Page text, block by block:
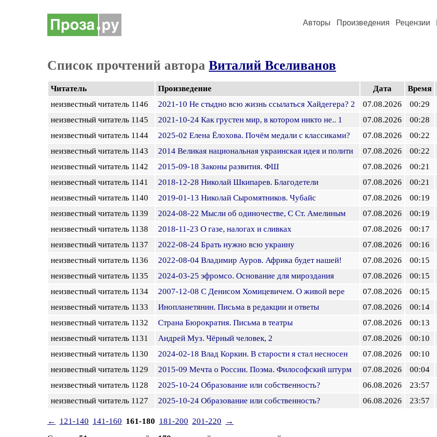
Авторы Произведения Рецензии
Список прочтений автора Виталий Вселиванов
Читатель Произведение Дата
Время
неизвестный читатель 1146
2021-10 Не стыдно всю жизнь ссылаться Хайдегера? 2 07.08.2026
00:29
неизвестный читатель 1145
2021-10-24 Как грустен мир, в котором никто не.. 1 07.08.2026
00:28
неизвестный читатель 1144
2025-02 Елена Ёлохова. Почём медали с классиками? 07.08.2026
00:22
неизвестный читатель 1143
2014 Великая национальная украинская идея и полити 07.08.2026
00:22
неизвестный читатель 1142
2015-09-18 Законы развития. ФШ 07.08.2026
00:21
неизвестный читатель 1141
2018-12-28 Николай Шкипарев. Благодетели 07.08.2026
00:21
неизвестный читатель 1140
2019-01-13 Николай Сыромятников. Чубайс 07.08.2026
00:19
неизвестный читатель 1139
2024-08-22 Мысли об одиночестве, С Ст. Амелиным 07.08.2026
00:19
неизвестный читатель 1138
2018-11-23 О газе, налогах и сливках 07.08.2026
00:17
неизвестный читатель 1137
2022-08-24 Брать нужно всю украину 07.08.2026
00:16
неизвестный читатель 1136
2022-08-04 Владимир Ауров. Африка будет нашей! 07.08.2026
00:15
неизвестный читатель 1135
2024-03-25 эфромсо. Основание для мироздания 07.08.2026
00:15
неизвестный читатель 1134
2007-12-08 С Денисом Хомицевичем. О живой вере 07.08.2026
00:15
неизвестный читатель 1133
Инопланетянин. Письма в редакции и ответы 07.08.2026
00:14
неизвестный читатель 1132
Страна Бюрократия. Письма в театры 07.08.2026
00:13
неизвестный читатель 1131
Андрей Муз. Чёрный человек, 2 07.08.2026
00:10
неизвестный читатель 1130
2024-02-18 Влад Коркин. В старости я стал несносен 07.08.2026
00:10
неизвестный читатель 1129
2015-09 Мечта о России. Поэма. Философский штурм 07.08.2026
00:04
неизвестный читатель 1128
2025-10-24 Образование или собственность? 06.08.2026
23:57
неизвестный читатель 1127
2025-10-24 Образование или собственность? 06.08.2026 23:57
← 121-140 141-160 161-180 181-200 201-220
→